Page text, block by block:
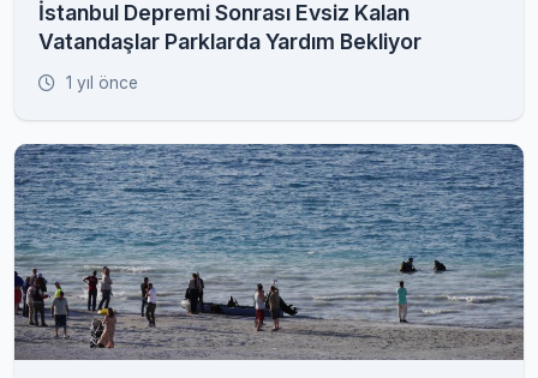
İstanbul Depremi Sonrası Evsiz Kalan
Vatandaşlar Parklarda Yardım Bekliyor
1 yıl önce